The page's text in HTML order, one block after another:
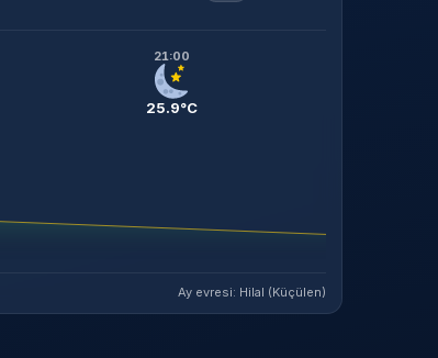
21:00
25.9°C
Ay evresi: Hilal (Küçülen)